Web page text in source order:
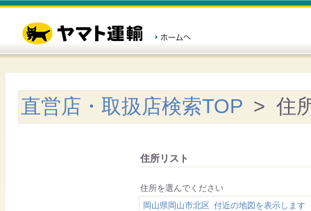
直営店・取扱店検索TOP > 住
住所リスト
住所を選んでください
岡山県岡山市北区 付近の地図を表示します